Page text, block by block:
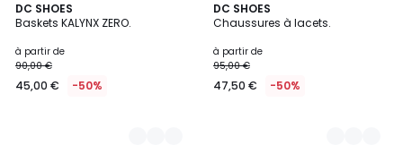
DC SHOES
Baskets KALYNX ZERO.
à partir de
90,00 €
45,00 € -50%
6
Couleurs
DC SHOES
Chaussures à lacets.
à partir de
95,00 €
47,50 € -50%
8
Couleurs